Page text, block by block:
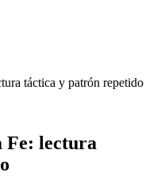
táctica y patrón repetido
Fe: lectura